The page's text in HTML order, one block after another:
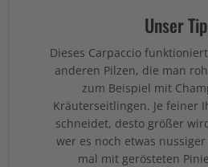
Unser
Dieses Carpaccio
anderen Pilzen, die man
zum Beispiel mit
Kräuterseitlingen. Je feiner
schneidet, desto größer
wer es noch etwas
mal mit gerösteten